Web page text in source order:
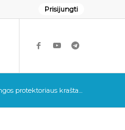
Prisijungti
protektoriaus krašta...